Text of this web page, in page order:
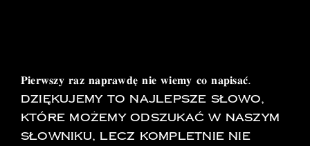
𝐏𝐢𝐞𝐫𝐰𝐬𝐳𝐲 𝐫𝐚𝐳 𝐧𝐚𝐩𝐫𝐚𝐰𝐝𝐞̨ 𝐧𝐢𝐞 𝐰𝐢𝐞𝐦𝐲 𝐜𝐨 𝐧𝐚𝐩𝐢𝐬𝐚𝐜́.
Dziękujemy to najlepsze słowo,
które możemy odszukać w naszym
słowniku, lecz kompletnie nie